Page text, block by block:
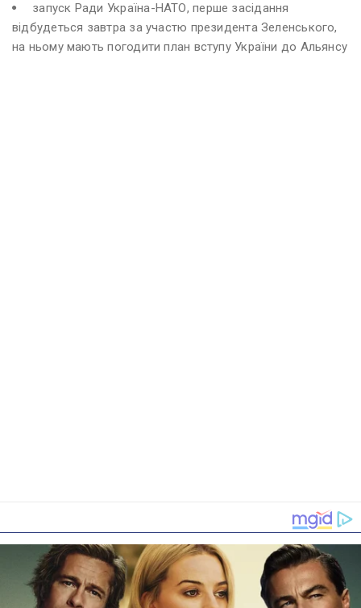
запуск Ради Україна-НАТО, перше засідання
відбудеться завтра за участю президента Зеленського,
на ньому мають погодити план вступу України до Альянсу